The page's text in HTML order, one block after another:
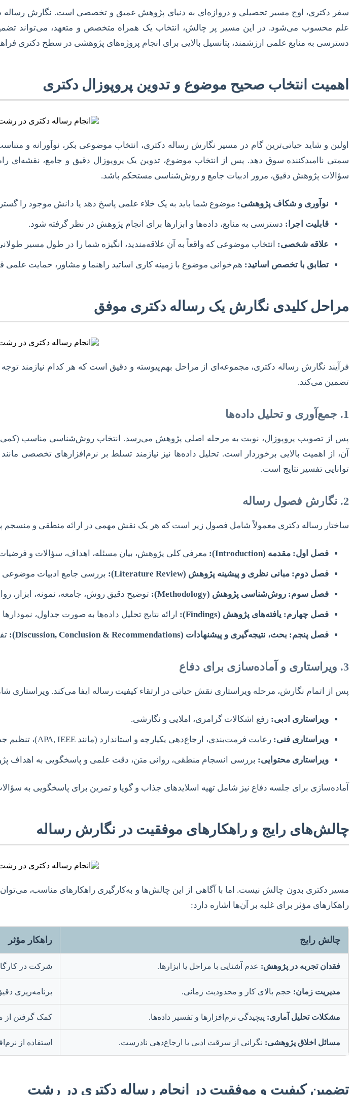
سفر دکتری، اوج مسیر تحصیلی و دروازه‌ای به دنیای پژوهش عمیق و تخصصی است. نگارش رساله
علم محسوب می‌شود. در این مسیر پر چالش، انتخاب یک همراه متخصص و متعهد، می‌تواند
دسترسی به منابع علمی ارزشمند، پتانسیل بالایی برای انجام پروژه‌های پژوهشی در سطح دکتری
اهمیت انتخاب صحیح موضوع و تدوین پروپوزال دکتری
اولین و شاید حیاتی‌ترین گام در مسیر نگارش رساله دکتری، انتخاب موضوعی بکر، نوآورانه و
سمتی ناامیدکننده سوق دهد. پس از انتخاب موضوع، تدوین یک پروپوزال دقیق و جامع،
سؤالات پژوهش دقیق، مرور ادبیات جامع و روش‌شناسی مستحکم باشد.
نوآوری و شکاف پژوهشی: موضوع شما باید به یک خلاء علمی پاسخ دهد یا دانش موجود را
قابلیت اجرا: دسترسی به منابع، داده‌ها و ابزارها برای انجام پژوهش در نظر گرفته شود.
علاقه شخصی: انتخاب موضوعی که واقعاً به آن علاقه‌مندید، انگیزه شما را در طول مسیر
تطابق با تخصص اساتید: هم‌خوانی موضوع با زمینه کاری اساتید راهنما و مشاور، حمایت علمی
مراحل کلیدی نگارش یک رساله دکتری موفق
فرآیند نگارش رساله دکتری، مجموعه‌ای از مراحل بهم‌پیوسته و دقیق است که هر کدام نیازمند
تضمین می‌کند.
1. جمع‌آوری و تحلیل داده‌ها
پس از تصویب پروپوزال، نوبت به مرحله اصلی پژوهش می‌رسد. انتخاب روش‌شناسی مناسب (کمی،
توانایی تفسیر نتایج است.
2. نگارش فصول رساله
ساختار رساله دکتری معمولاً شامل فصول زیر است که هر یک نقش مهمی در ارائه منطقی و منسجم
فصل اول: مقدمه (Introduction): معرفی کلی پژوهش، بیان مسئله، اهداف، سؤالات و
فصل دوم: مبانی نظری و پیشینه پژوهش (Literature Review): بررسی جامع ادبیات
فصل سوم: روش‌شناسی پژوهش (Methodology): توضیح دقیق روش، جامعه، نمونه، ابزار،
فصل چهارم: یافته‌های پژوهش (Findings): ارائه نتایج تحلیل داده‌ها به صورت جداول،
فصل پنجم: بحث، نتیجه‌گیری و پیشنهادات (Discussion, Conclusion & Recommendations):
3. ویراستاری و آماده‌سازی برای دفاع
پس از اتمام نگارش، مرحله ویراستاری نقش حیاتی در ارتقاء کیفیت رساله ایفا می‌کند. ویراستاری
ویراستاری ادبی: رفع اشکالات گرامری، املایی و نگارشی.
ویراستاری فنی: رعایت فرمت‌بندی، ارجاع‌دهی یکپارچه و استاندارد (مانند APA, IEEE)، تنظیم جداول و نمودارها.
ویراستاری محتوایی: بررسی انسجام منطقی، روانی متن، دقت علمی و پاسخگویی به اهداف
آماده‌سازی برای جلسه دفاع نیز شامل تهیه اسلایدهای جذاب و گویا و تمرین برای پاسخگویی به
چالش‌های رایج و راهکارهای موفقیت در نگارش رساله
مسیر دکتری بدون چالش نیست. اما با آگاهی از این چالش‌ها و به‌کارگیری راهکارهای مناسب،
راهکارهای مؤثر برای غلبه بر آن‌ها اشاره دارد:
چالش رایج راهکار مؤثر
فقدان تجربه در پژوهش: عدم آشنایی با مراحل یا ابزارها. شرکت در
مدیریت زمان: حجم بالای کار و محدودیت زمانی. برنامه‌ریزی
مشکلات تحلیل آماری: پیچیدگی نرم‌افزارها و تفسیر داده‌ها. کمک گرفتن از
مسائل اخلاق پژوهشی: نگرانی از سرقت ادبی یا ارجاع‌دهی نادرست. استفاده از
تضمین کیفیت و موفقیت در انجام رساله دکتری در رشت